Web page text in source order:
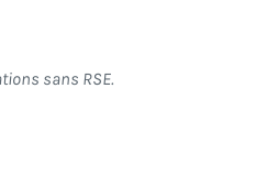
sans RSE.